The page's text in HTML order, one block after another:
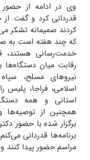
وی در ادامه از
قدردانی کرد و گفت:
کردند صمیمانه تشکر
که چند هفته است به
خدمت‌رسانی هستند،
رقابت میان دستگاه‌ها
نیروهای مسلح،
اسلامی، فراجا، پلیس
استانی و همه
همچنین از توصیه‌ها
برگزار شده با حضور
برنامه‌ها قدردانی
مراسم حضور پیدا کنند